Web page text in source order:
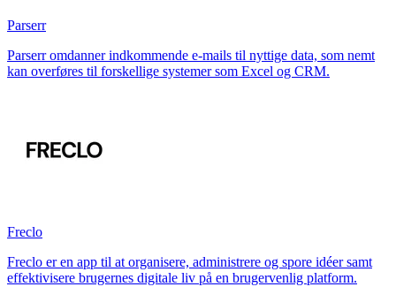
Parserr
Parserr omdanner indkommende e-mails til nyttige data, som nemt
kan overføres til forskellige systemer som Excel og CRM.
Freclo
Freclo er en app til at organisere, administrere og spore idéer samt
effektivisere brugernes digitale liv på en brugervenlig platform.